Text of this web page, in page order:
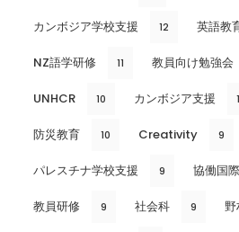
カンボジア学校支援 12 英語教
NZ語学研修 11 教員向け勉強会
UNHCR 10 カンボジア支援
防災教育 10 Creativity 9
パレスチナ学校支援 9 協働国
教員研修 9 社会科 9